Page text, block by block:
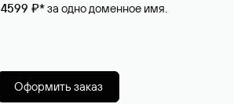
4599 ₽*за одно доменное имя.
Оформить заказ